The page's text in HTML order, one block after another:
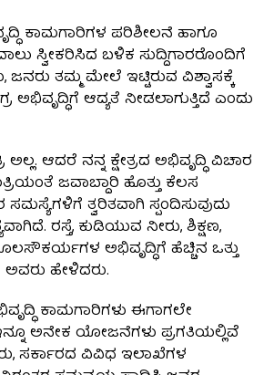
ಕಾಮಗಾರಿಗಳ ಪರಿಶೀಲನೆ ಹಾಗೂ
ಸ್ವೀಕರಿಸಿದ ಬಳಿಕ ಸುದ್ದಿಗಾರರೊಂದಿಗೆ
ತಮ್ಮ ಮೇಲೆ ಇಟ್ಟಿರುವ ವಿಶ್ವಾಸಕ್ಕೆ
ಅಭಿವೃದ್ಧಿಗೆ ಆದ್ಯತೆ ನೀಡಲಾಗುತ್ತಿದೆ ಎಂದು
ಆದರೆ ನನ್ನ ಕ್ಷೇತ್ರದ ಅಭಿವೃದ್ಧಿ ವಿಚಾರ
ಜವಾಬ್ದಾರಿ ಹೊತ್ತು ಕೆಲಸ
ಸಮಸ್ಯೆಗಳಿಗೆ ತ್ವರಿತವಾಗಿ ಸ್ಪಂದಿಸುವುದು
ರಸ್ತೆ, ಕುಡಿಯುವ ನೀರು, ಶಿಕ್ಷಣ,
ಅಭಿವೃದ್ಧಿಗೆ ಹೆಚ್ಚಿನ ಒತ್ತು
ಅವರು ಹೇಳಿದರು.
ಕಾಮಗಾರಿಗಳು ಈಗಾಗಲೇ
ಅನೇಕ ಯೋಜನೆಗಳು ಪ್ರಗತಿಯಲ್ಲಿವೆ
ಸರ್ಕಾರದ ವಿವಿಧ ಇಲಾಖೆಗಳ